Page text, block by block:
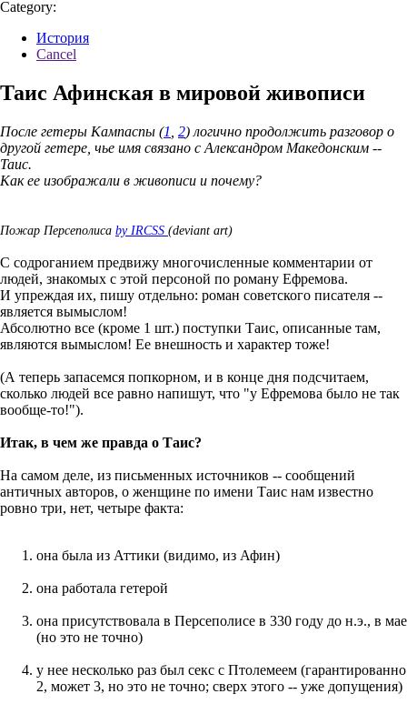
Category:
История
Cancel
Таис Афинская в мировой живописи
После гетеры Кампаспы (1 2) логично продолжить разговор о
другой гетере, чье имя связано с Александром Македонским --
Таис.
Как ее изображали в живописи и почему?
Пожар Персеполиса by IRCSS (deviant art)
С содроганием предвижу многочисленные комментарии от
людей, знакомых с этой персоной по роману Ефремова.
И упреждая их, пишу отдельно: роман советского писателя --
является вымыслом!
Абсолютно все (кроме 1 шт.) поступки Таис, описанные там,
являются вымыслом! Ее внешность и характер тоже!
(А теперь запасемся попкорном, и в конце дня подсчитаем,
сколько людей все равно напишут, что "у Ефремова было не так
вообще-то!").
Итак, в чем же правда о Таис?
На самом деле, из письменных источников -- сообщений
античных авторов, о женщине по имени Таис нам известно
ровно три, нет, четыре факта:
она была из Аттики (видимо, из Афин)
она работала гетерой
она присутствовала в Персеполисе в 330 году до н.э., в мае
(но это не точно)
у нее несколько раз был секс с Птолемеем (гарантированно
2, может 3, но это не точно; сверх этого -- уже допущения)